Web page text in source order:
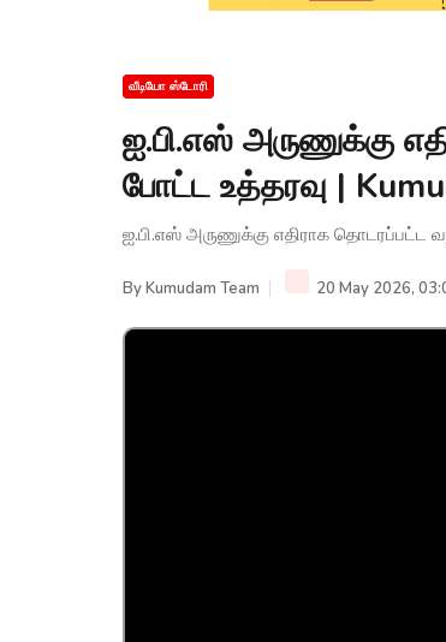
வீடியோ ஸ்டோரி
ஐ.பி.எஸ் அருணுக்கு
போட்ட உத்தரவு |
ஐ.பி.எஸ் அருணுக்கு எதிராக தொடரப்பட்ட
ByKumudam Team 20 May 2026,